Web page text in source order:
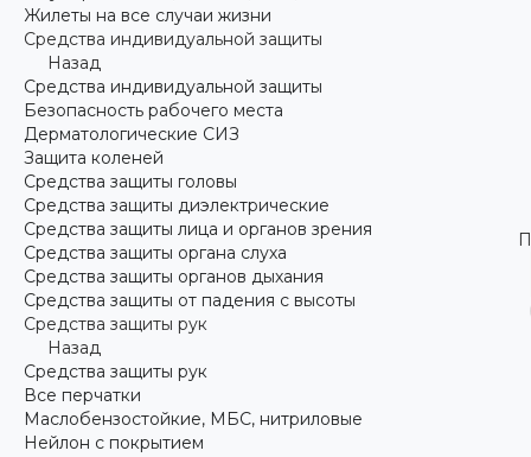
Жилеты на все случаи жизни
Средства индивидуальной защиты
Назад
Средства индивидуальной защиты
Безопасность рабочего места
Дерматологические СИЗ
Защита коленей
Средства защиты головы
Средства защиты диэлектрические
Средства защиты лица и органов зрения
Средства защиты органа слуха
Средства защиты органов дыхания
Средства защиты от падения с высоты
Средства защиты рук
Назад
Средства защиты рук
Все перчатки
Маслобензостойкие, МБС, нитриловые
Нейлон с покрытием